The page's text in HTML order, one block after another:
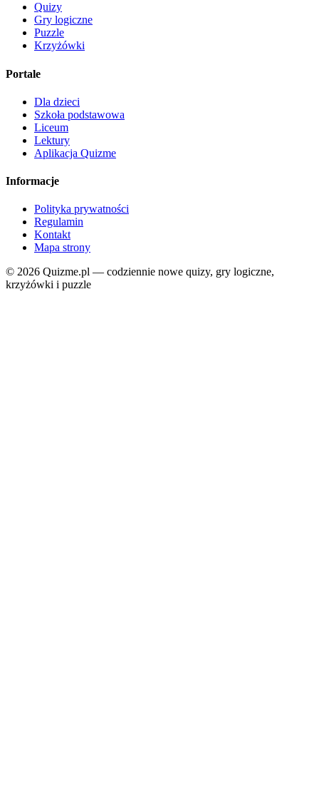
Quizy
Gry logiczne
Puzzle
Krzyżówki
Portale
Dla dzieci
Szkoła podstawowa
Liceum
Lektury
Aplikacja Quizme
Informacje
Polityka prywatności
Regulamin
Kontakt
Mapa strony
© 2026 Quizme.pl — codziennie nowe quizy, gry logiczne,
krzyżówki i puzzle